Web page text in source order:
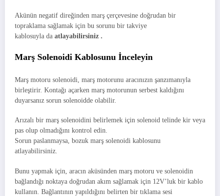
Akünün negatif direğinden marş çerçevesine doğrudan bir
topraklama sağlamak için bu sorunu bir takviye
kablosuyla da atlayabilirsiniz .
Marş Solenoidi Kablosunu İnceleyin
Marş motoru solenoidi, marş motorunu aracınızın şanzımanıyla
birleştirir. Kontağı açarken marş motorunun serbest kaldığını
duyarsanız sorun solenoidde olabilir.
Arızalı bir marş solenoidini belirlemek için solenoid telinde kir veya
pas olup olmadığını kontrol edin.
Sorun paslanmaysa, bozuk marş solenoidi kablosunu
atlayabilirsiniz.
Bunu yapmak için, aracın aküsünden marş motoru ve solenoidin
bağlandığı noktaya doğrudan akım sağlamak için 12V’luk bir kablo
kullanın. Bağlantının yapıldığını belirten bir tıklama sesi